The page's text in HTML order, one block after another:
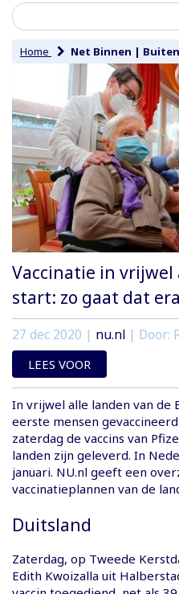
Home Net Binnen |
Vaccinatie in vrijwel
start: zo gaat dat
27 dec 2020 | nu.nl | Door:
LEES VOOR
In vrijwel alle landen van de
eerste mensen
zaterdag de vaccins van
landen zijn geleverd. In
januari. NU.nl geeft een
vaccinatieplannen van de
Duitsland
Zaterdag, op Tweede
Edith Kwoizalla uit